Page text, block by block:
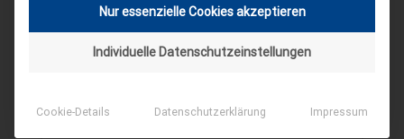
Nur essenzielle Cookies akzeptieren
Individuelle Datenschutzeinstellungen
Cookie-Details Datenschutzerklärung Impressum